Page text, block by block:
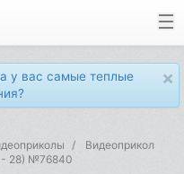
×
у вас самые теплые
Видеоприкол
- 28) №76840